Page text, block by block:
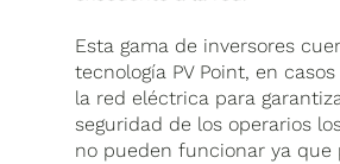
Esta gama de inversores
tecnología PV Point, en
la red eléctrica para
seguridad de los operarios
no pueden funcionar ya que